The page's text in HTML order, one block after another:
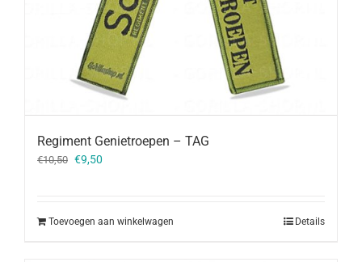
Regiment Genietroepen – TAG
€10,50 Oorspronkelijke
€9,50
Toevoegen aan winkelwagen Details